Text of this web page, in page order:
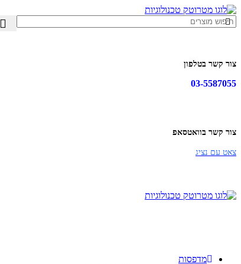
צור קשר בטלפון
03-5587055
צור קשר בוואטסאפ
צאט עם נציג
מדפסות